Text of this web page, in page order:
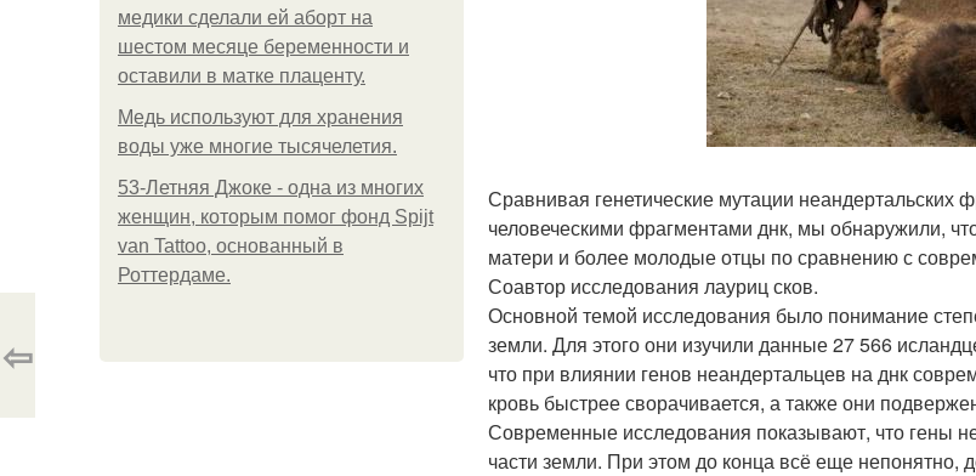
медики сделали ей аборт на
шестом месяце беременности и
оставили в матке плаценту.
Медь используют для хранения
воды уже многие тысячелетия.
53-Летняя Джоке - одна из многих
женщин, которым помог фонд Spijt
van Tattoo, основанный в
Роттердаме.
Сравнивая генетические мутации
человеческими фрагментами днк, мы обнаружили,
матери и более молодые отцы по сравнению с
Соавтор исследования лауриц сков.
Основной темой исследования было понимание
земли. Для этого они изучили данные 27 566
что при влиянии генов неандертальцев на днк
кровь быстрее сворачивается, а также они
Современные исследования показывают, что гены
части земли. При этом до конца всё еще непонятно,
⇦